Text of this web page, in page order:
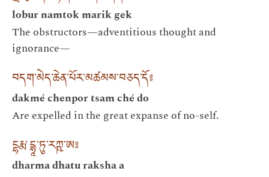
lobur namtok marik gek
The obstructors—adventitious thought and
ignorance—
བདག་མེད་ཆེན་པོར་མཚམས་བཅད་དོ༔
dakmé chenpor tsam ché do
Are expelled in the great expanse of no-self.
དྷརྨ་དྷཱ་ཏུ་རཀྵ་ཨ༔
dharma dhatu raksha a